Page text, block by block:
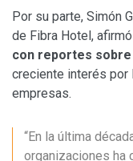
Por su parte, Simón
de Fibra Hotel,
con reportes sobre
creciente interés por
empresas.
“En la última
organizaciones ha